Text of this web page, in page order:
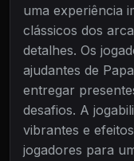
uma experiência
clássicos dos
detalhes. Os
ajudantes de
entregar
desafios. A
vibrantes e
jogadores para